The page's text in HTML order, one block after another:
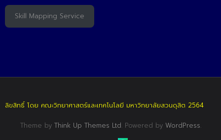
Skill Mapping Service
ลิขสิทธิ์ โดย คณะวิทยาศาสตร์และเทคโนโลยี มหาวิทยาลัยสวนดุสิต 2564
Theme by Think Up Themes Ltd. Powered by WordPress.